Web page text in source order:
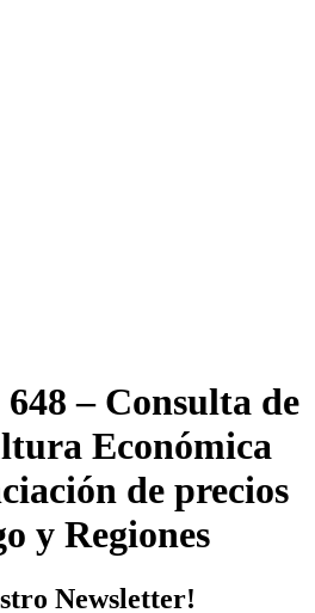
– Consulta de
Económica
de precios
y Regiones
Newsletter!